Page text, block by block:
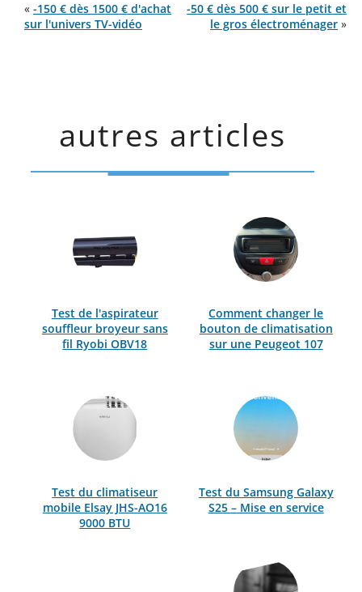
« -150 € dès 1500 € d'achat
sur l'univers TV-vidéo
-50 € dès 500 € sur le petit et
le gros électroménager »
autres articles
Test de l'aspirateur
souffleur broyeur sans
fil Ryobi OBV18
Comment changer le
bouton de climatisation
sur une Peugeot 107
Test du climatiseur
mobile Elsay JHS-AO16
9000 BTU
Test du Samsung Galaxy
S25 – Mise en service